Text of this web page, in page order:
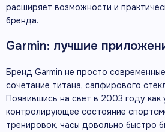
расширяет возможности и
бренда.
Garmin: лучшие
Бренд Garmin не просто
сочетание титана, сапфирового
Появившись на свет в 2003 году как
контролирующее состояние
тренировок, часы довольно быстро